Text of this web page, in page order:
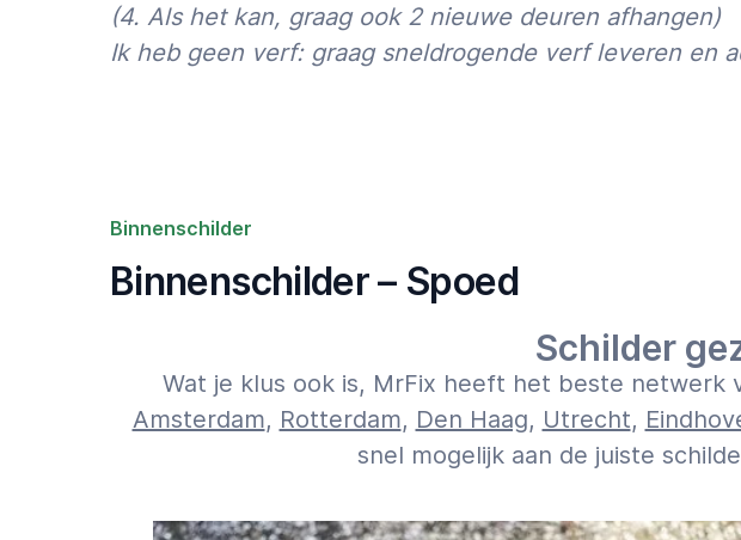
(4. Als het kan, graag ook 2 nieuwe deuren afhangen)
Ik heb geen verf: graag sneldrogende verf leveren en
Binnenschilder
Binnenschilder – Spoed
Schilder
Wat je klus ook is, MrFix heeft het beste netwerk
Amsterdam, Rotterdam, Den Haag, Utrecht,
snel mogelijk aan de juiste